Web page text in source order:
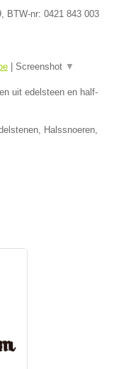
, BTW-nr: 0421 843 003
Screenshot ▼
uit edelsteen en half-
Halssnoeren,